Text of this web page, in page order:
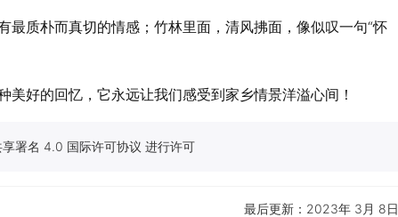
最质朴而真切的情感；竹林里面，清风拂面，像似叹一句“怀
好的回忆，它永远让我们感受到家乡情景洋溢心间！
署名 4.0 国际许可协议 进行许可
最后更新：2023年 3月 8日